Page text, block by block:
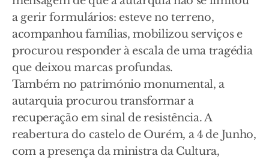
a gerir formulários: esteve no terreno,
acompanhou famílias, mobilizou serviços e
procurou responder à escala de uma tragédia
que deixou marcas profundas.
Também no património monumental, a
autarquia procurou transformar a
recuperação em sinal de resistência. A
reabertura do castelo de Ourém, a 4 de Junho,
com a presença da ministra da Cultura,